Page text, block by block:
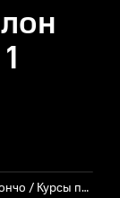
2. Малыш-пончо / Курсы пакрикмахеров мастера Брэда